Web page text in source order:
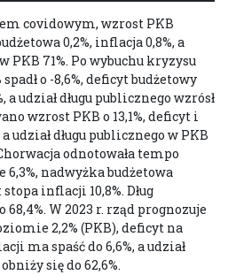
covidowym, wzrost PKB
0,2%, inflacja 0,8%, a
PKB 71%. Po wybuchu kryzysu
o -8,6%, deficyt budżetowy
a udział długu publicznego wzrósł
wzrost PKB o 13,1%, deficyt i
udział długu publicznego w PKB
odnotowała tempo
nadwyżka budżetowa
inflacji 10,8%. Dług
68,4%. W 2023 r. rząd prognozuje
2,2% (PKB), deficyt na
ma spaść do 6,6%, a udział
się do 62,6%.